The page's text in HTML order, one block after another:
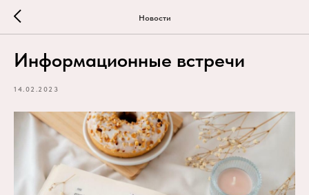
Новости
Информационные встречи
14.02.2023